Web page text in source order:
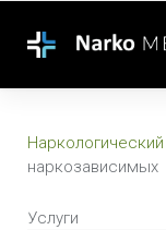
наркозависимых
Услуги